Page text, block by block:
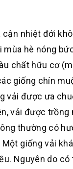
nhiệt đới
mùa hè nóng
chất hữu cơ
giống chín
vải được ưa
vải được
thường có
giống vải
Nguyên do